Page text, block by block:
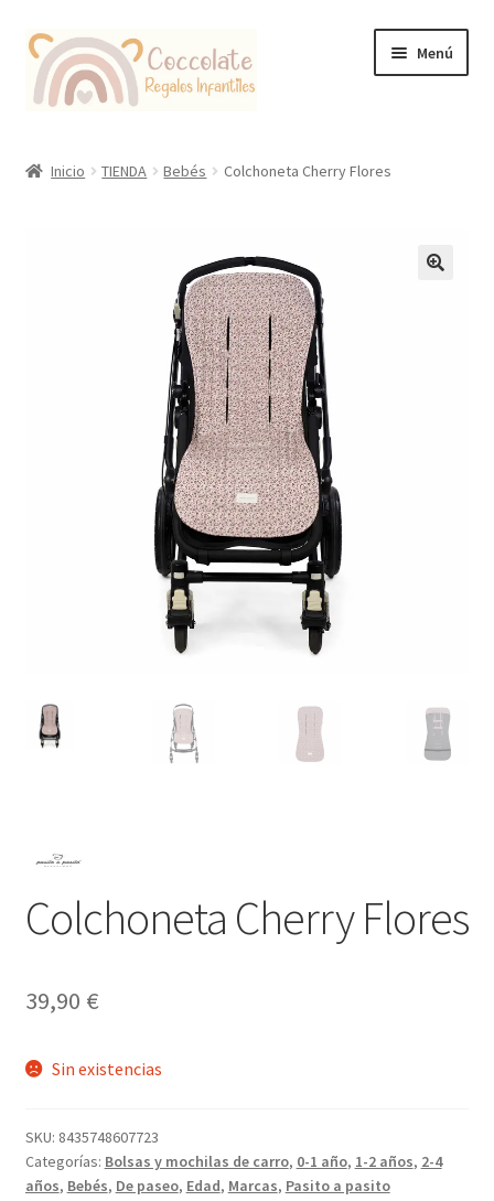
Ir
la
Ir
contenido
Menú
Inicio TIENDA Bebés Colchoneta Cherry Flores
Colchoneta Cherry Flores
39,90 €
Sin existencias
SKU: 8435748607723
Categorías: Bolsas y mochilas de carro, 0-1 año, 1-2 años, 2-4
años, Bebés, De paseo, Edad, Marcas, Pasito a pasito